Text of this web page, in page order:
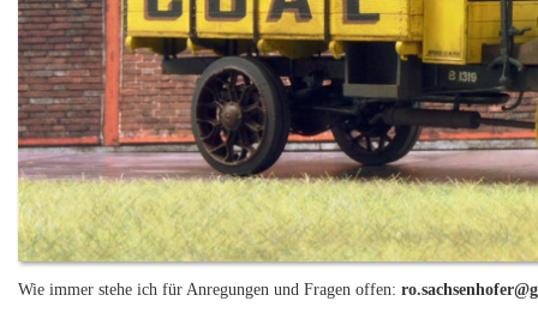
Wie immer stehe ich für Anregungen und Fragen offen: